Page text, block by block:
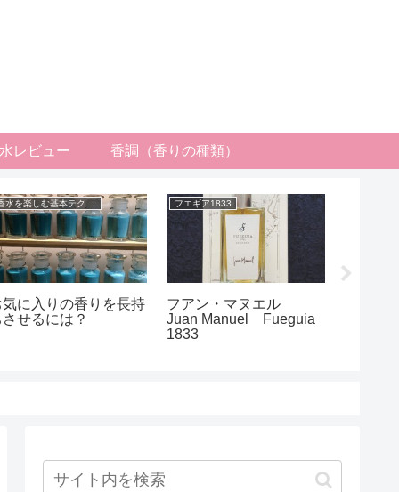
レビュー 香調（香りの種類）
気に入りの香りを長持
せるには？
フエギア1833
フアン・マヌエル
Juan Manuel Fueguia
1833